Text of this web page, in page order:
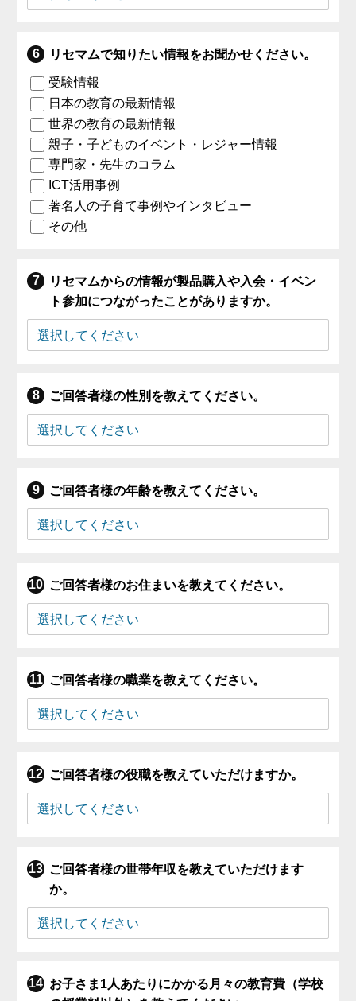
リセマムで知りたい情報をお聞かせください。
受験情報
日本の教育の最新情報
世界の教育の最新情報
親子・子どものイベント・レジャー情報
専門家・先生のコラム
ICT活用事例
著名人の子育て事例やインタビュー
その他
リセマムからの情報が製品購入や入会・イベン
ト参加につながったことがありますか。
ご回答者様の性別を教えてください。
ご回答者様の年齢を教えてください。
ご回答者様のお住まいを教えてください。
ご回答者様の職業を教えてください。
ご回答者様の役職を教えていただけますか。
ご回答者様の世帯年収を教えていただけます
か。
お子さま1人あたりにかかる月々の教育費（学校